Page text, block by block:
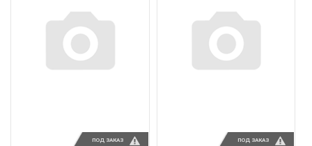
ПОД ЗАКАЗ ПОД ЗАКАЗ